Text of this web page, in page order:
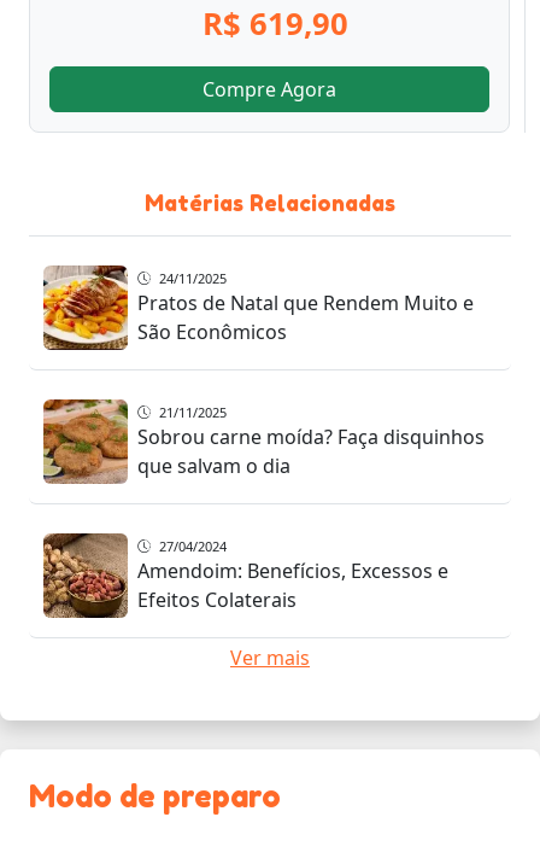
R$ 619,90
Compre Agora
Matérias Relacionadas
24/11/2025
Pratos de Natal que Rendem Muito e
São Econômicos
21/11/2025
Sobrou carne moída? Faça disquinhos
que salvam o dia
27/04/2024
Amendoim: Benefícios, Excessos e
Efeitos Colaterais
Ver mais
Modo de preparo